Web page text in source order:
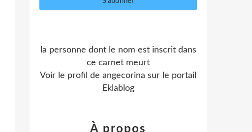
la personne dont le nom est inscrit dans
ce carnet meurt
Voir le profil de angecorina sur le portail
Eklablog
À propos